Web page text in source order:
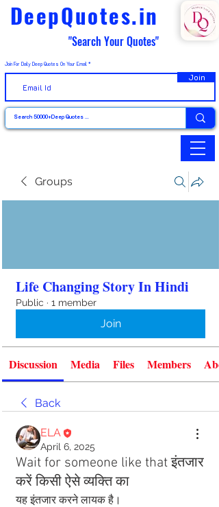
DeepQuotes.in
"Search Your Quotes"
Join For Daily Deep Quotes On Your Email
Join
Groups
Life Changing Story In Hindi
Public · 1 member
Join
Discussion Media Files Members
Back
ELA
April 6, 2025
Wait for someone like that इंतजार
करें किसी ऐसे व्यक्ति का
यह इंतजार करने लायक है।